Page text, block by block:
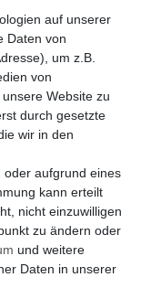
Vertriebspartner in
Vertrieb
gelesen habe. Meine
auf unserer
Daten von
um z.B.
von
Website zu
durch gesetzte
wir in den
oder aufgrund eines
kann erteilt
nicht einzuwilligen
zu ändern oder
und weitere
Daten in unserer